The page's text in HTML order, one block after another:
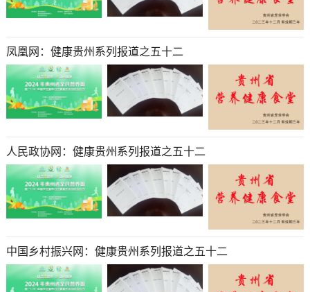
凤凰网：健康贵州系列报道之五十二
人民政协网：健康贵州系列报道之五十二
中国乡村振兴网：健康贵州系列报道之五十二